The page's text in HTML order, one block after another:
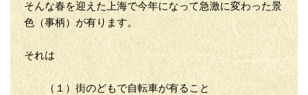
そんな春を迎えた上海で今年になって急激に変わった景
色（事柄）が有ります。
それは
（１）街のどもで自転車が有ること